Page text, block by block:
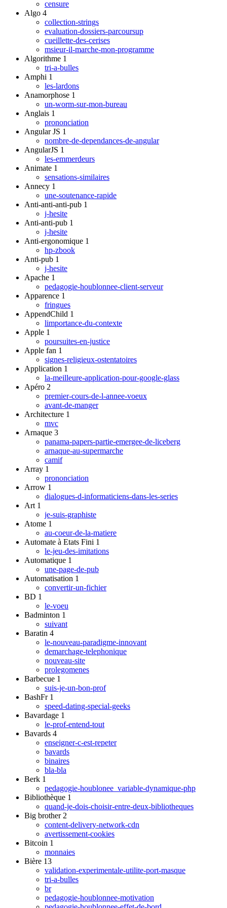
censure
Algo 4
collection-strings
evaluation-dossiers-parcoursup
cueillette-des-cerises
msieur-il-marche-mon-programme
Algorithme 1
tri-a-bulles
Amphi 1
les-lardons
Anamorphose 1
un-worm-sur-mon-bureau
Anglais 1
prononciation
Angular JS 1
nombre-de-dependances-de-angular
AngularJS 1
les-emmerdeurs
Animate 1
sensations-similaires
Annecy 1
une-soutenance-rapide
Anti-anti-anti-pub 1
j-hesite
Anti-anti-pub 1
j-hesite
Anti-ergonomique 1
hp-zbook
Anti-pub 1
j-hesite
Apache 1
pedagogie-houblonnee-client-serveur
Apparence 1
fringues
AppendChild 1
limportance-du-contexte
Apple 1
poursuites-en-justice
Apple fan 1
signes-religieux-ostentatoires
Application 1
la-meilleure-application-pour-google-glass
Apéro 2
premier-cours-de-l-annee-voeux
avant-de-manger
Architecture 1
mvc
Arnaque 3
panama-papers-partie-emergee-de-liceberg
arnaque-au-supermarche
camif
Array 1
prononciation
Arrow 1
dialogues-d-informaticiens-dans-les-series
Art 1
je-suis-graphiste
Atome 1
au-coeur-de-la-matiere
Automate à Etats Fini 1
le-jeu-des-imitations
Automatique 1
une-page-de-pub
Automatisation 1
convertir-un-fichier
BD 1
le-voeu
Badminton 1
suivant
Baratin 4
le-nouveau-paradigme-innovant
demarchage-telephonique
nouveau-site
prolegomenes
Barbecue 1
suis-je-un-bon-prof
BashFr 1
speed-dating-special-geeks
Bavardage 1
le-prof-entend-tout
Bavards 4
enseigner-c-est-repeter
bavards
binaires
bla-bla
Berk 1
pedagogie-houblonee_variable-dynamique-php
Bibliothèque 1
quand-je-dois-choisir-entre-deux-bibliotheques
Big brother 2
content-delivery-network-cdn
avertissement-cookies
Bitcoin 1
monnaies
Bière 13
validation-experimentale-utilite-port-masque
tri-a-bulles
br
pedagogie-houblonnee-motivation